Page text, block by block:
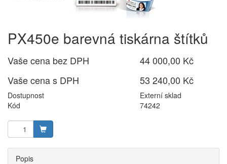
PX450e barevná tiskárna štítků
Vaše cena bez DPH
44 000,00 Kč
Vaše cena s DPH
53 240,00 Kč
Dostupnost
Externí sklad
Kód
74242
Popis